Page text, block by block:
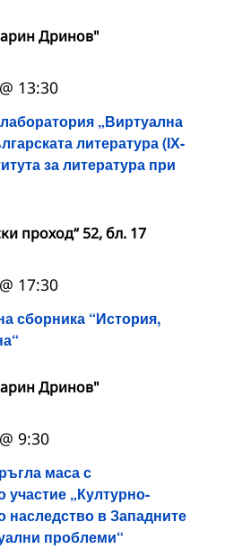
Дринов"
„Виртуална
литература (ІХ-
за литература при
13:30
проход“ 52, бл. 17
сборника “История,
17:30
Дринов"
маса с
„Културно-
наследство в Западните
проблеми“
9:30